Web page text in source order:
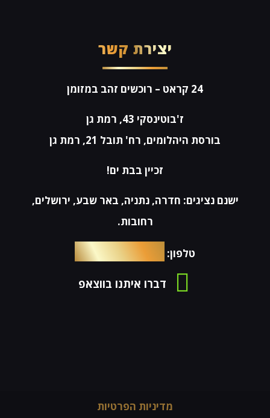
יצירת קשר
24 קראט – רוכשים זהב במזומן
ז'בוטינסקי 43, רמת גן
בורסת היהלומים, רח' תובל 21, רמת גן
זכיין בבת ים!
ישנם נציגים: חדרה, נתניה, באר שבע, ירושלים,
רחובות.
טלפון: 054-4653576
דברו איתנו בווצאפ
מדיניות הפרטיות